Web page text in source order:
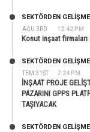
AĞU 3RD 12:42 PM
SEKTÖRDEN
Konut inşaat
TEM 31ST 7:24 PM
SEKTÖRDEN
İNŞAAT PROJE
PAZARINI GPPS
TAŞIYACAK
SEKTÖRDEN